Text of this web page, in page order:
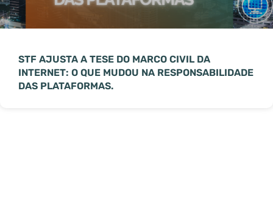
STF AJUSTA A TESE DO MARCO CIVIL DA
INTERNET: O QUE MUDOU NA RESPONSABILIDADE
DAS PLATAFORMAS.